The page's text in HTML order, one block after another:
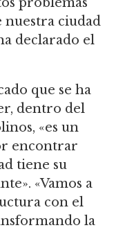
nuestra ciudad
declarado el
que se ha
dentro del
«es un
encontrar
tiene su
«Vamos a
con el
la